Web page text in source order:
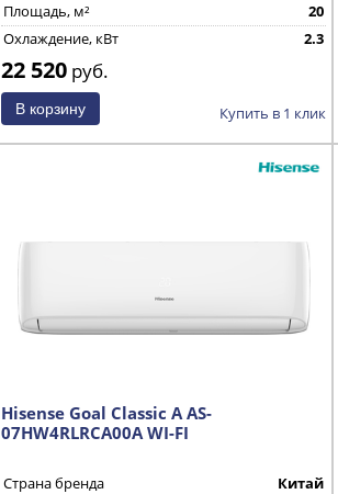
Площадь, м²
20
Охлаждение, кВт
2.3
22 520руб.
Купить в 1 клик
Hisense Goal Classic A AS-
07HW4RLRCA00A WI-FI
Страна бренда
Китай